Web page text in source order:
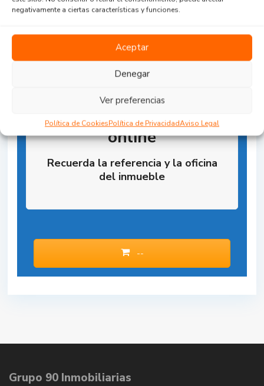
negativamente a ciertas características y funciones.
Aceptar
Denegar
Ver preferencias
Política de CookiesPolítica de PrivacidadAviso Legal
Reserva la Propiedad
online
Recuerda la referencia y la oficina
del inmueble
--
Grupo 90 Inmobiliarias